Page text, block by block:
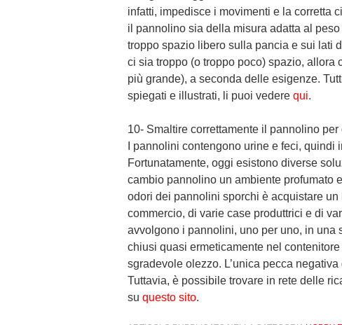
infatti, impedisce i movimenti e la corretta
il pannolino sia della misura adatta al
troppo spazio libero sulla pancia e sui lati
ci sia troppo (o troppo poco) spazio, allora
più grande), a seconda delle esigenze.
spiegati e illustrati, li puoi vedere qui.
10- Smaltire correttamente il pannolino
I pannolini contengono urine e feci,
Fortunatamente, oggi esistono diverse
cambio pannolino un ambiente profumato
odori dei pannolini sporchi è acquistare
commercio, di varie case produttrici e di
avvolgono i pannolini, uno per uno, in
chiusi quasi ermeticamente nel
sgradevole olezzo. L’unica pecca
Tuttavia, è possibile trovare in rete delle
su questo sito.